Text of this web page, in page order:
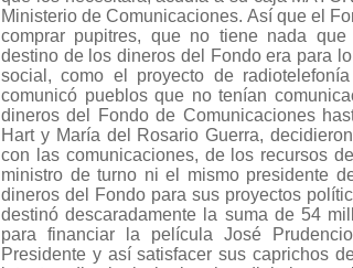
Ministerio de Comunicaciones. Así que el
comprar pupitres, que no tiene nada
destino de los dineros del Fondo era para
social, como el proyecto de
comunicó pueblos que no tenían
dineros del Fondo de Comunicaciones
Hart y María del Rosario Guerra,
con las comunicaciones, de los recursos
ministro de turno ni el mismo presidente
dineros del Fondo para sus proyectos
destinó descaradamente la suma de 54
para financiar la película José
Presidente y así satisfacer sus caprichos